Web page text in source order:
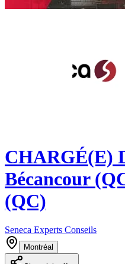
CHARGÉ(E)
Bécancour
(QC)
Seneca Experts Conseils
Montréal